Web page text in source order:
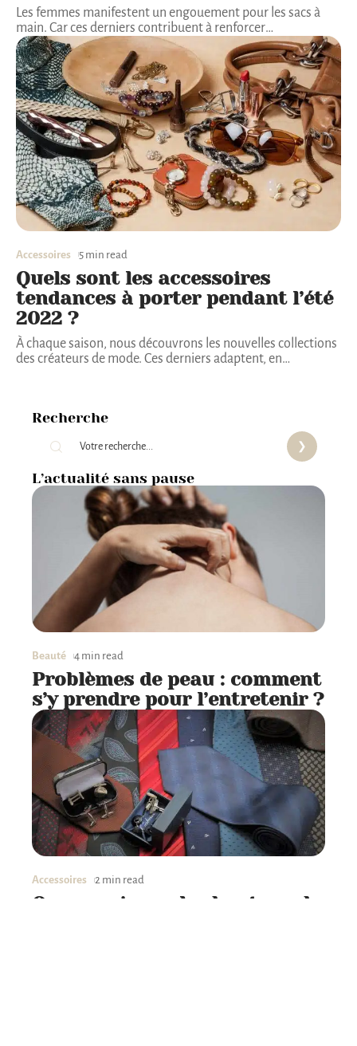
Les femmes manifestent un engouement pour les sacs à
main. Car ces derniers contribuent à renforcer…
Accessoires 5 min read
Quels sont les accessoires
tendances à porter pendant l’été
2022 ?
À chaque saison, nous découvrons les nouvelles collections
des créateurs de mode. Ces derniers adaptent, en…
Recherche
L’actualité sans pause
Beauté 4 min read
Problèmes de peau : comment
s’y prendre pour l’entretenir ?
Accessoires 2 min read
Que savoir sur les boutons de